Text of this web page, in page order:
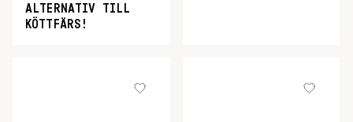
ALTERNATIV TILL
KÖTTFÄRS!